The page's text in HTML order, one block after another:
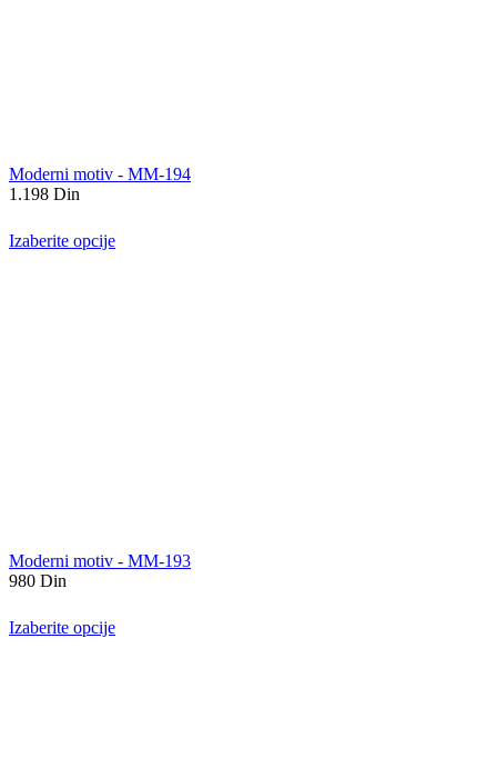
Moderni motiv - MM-194
1.198 Din
Izaberite opcije
Moderni motiv - MM-193
980 Din
Izaberite opcije